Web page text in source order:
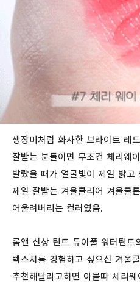
생장미처럼 화사한 브라이트 레
잘받는 분들이면 무조건 체리웨
발랐을 때가 얼굴빛이 제일 밝고
제일 잘받는 겨울클리어 겨울쿨
어울려버리는 컬러였음.
롬앤 신상 틴트 듀이풀 워터틴트
텍스처를 경험하고 싶으신 겨울
추천해달라고하면 아묻따 체리웨